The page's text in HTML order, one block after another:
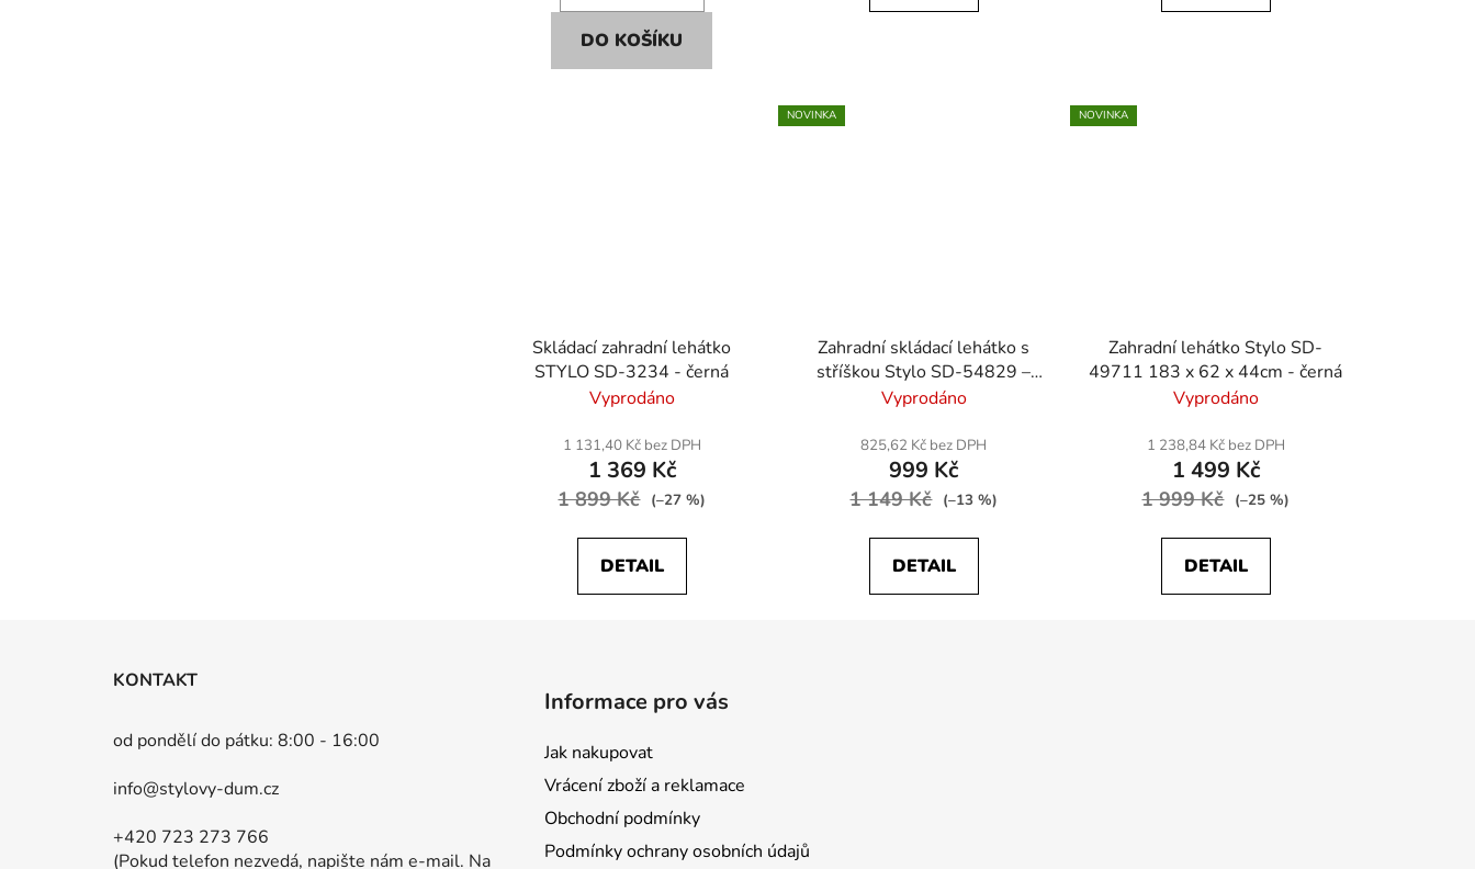
DO KOŠÍKU
Skládací zahradní lehátko
STYLO SD-3234 - černá
Vyprodáno
1 131,40 Kč bez DPH
1 369 Kč
1 899 Kč (–27 %)
DETAIL
NOVINKA
Zahradní skládací lehátko s
stříškou Stylo SD-54829 –
polohovací, textilene - béžová
Vyprodáno
825,62 Kč bez DPH
999 Kč
1 149 Kč (–13 %)
DETAIL
NOVINKA
Zahradní lehátko Stylo SD-
49711 183 x 62 x 44cm - černá
Vyprodáno
1 238,84 Kč bez DPH
1 499 Kč
1 999 Kč (–25 %)
DETAIL
KONTAKT
od pondělí do pátku: 8:00 - 16:00
info@stylovy-dum.cz
+420 723 273 766
(Pokud telefon nezvedá, napište nám e-mail. Na
Informace pro vás
Jak nakupovat
Vrácení zboží a reklamace
Obchodní podmínky
Podmínky ochrany osobních údajů